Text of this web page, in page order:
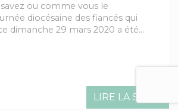
ou comme vous le
diocésaine des fiancés qui
dimanche 29 mars 2020 a été…
LIRE LA SUITE